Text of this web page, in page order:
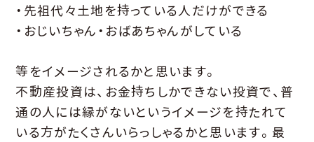
・先祖代々土地を持っている人だけができる
・おじいちゃん・おばあちゃんがしている
等をイメージされるかと思います。
不動産投資は、お金持ちしかできない投資で、普
通の人には縁がないというイメージを持たれて
いる方がたくさんいらっしゃるかと思います。最